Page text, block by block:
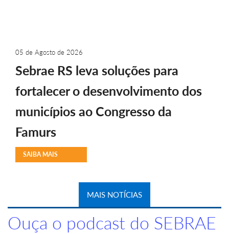
05 de Agosto de 2026
Sebrae RS leva soluções para
fortalecer o desenvolvimento dos
municípios ao Congresso da
Famurs
SAIBA MAIS
MAIS NOTÍCIAS
Ouça o podcast do SEBRAE